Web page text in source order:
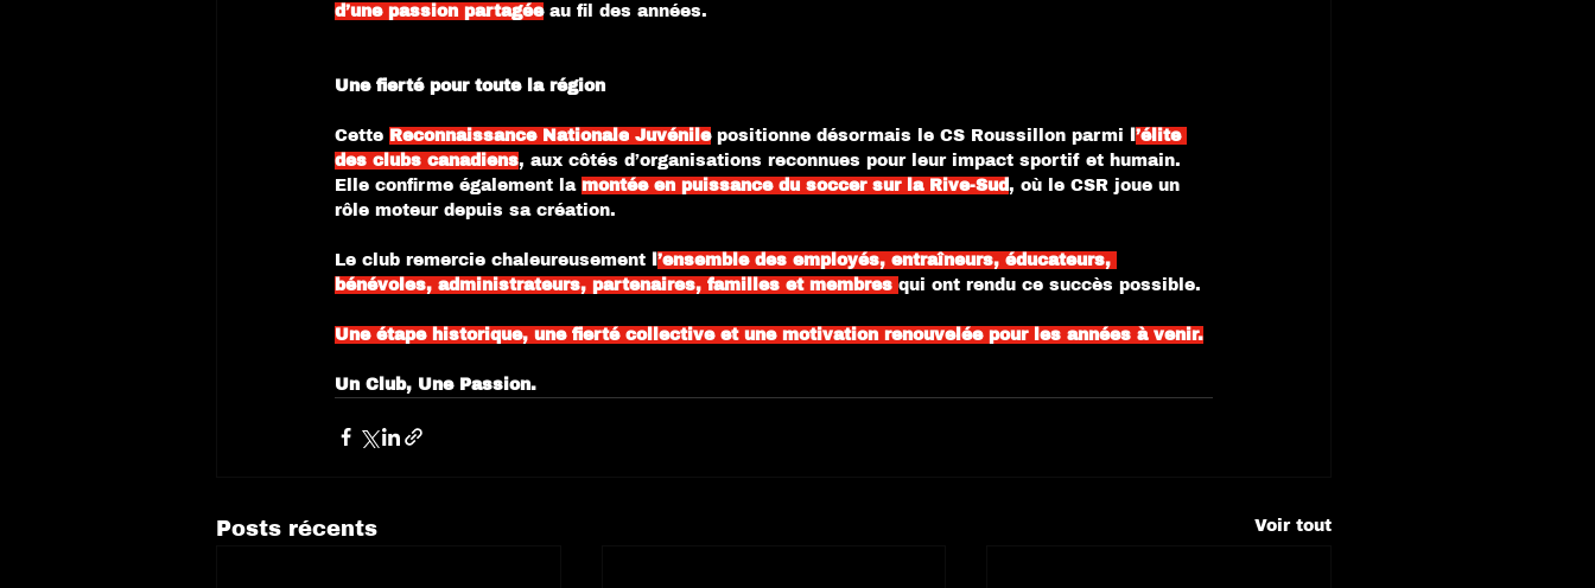
d’une passion partagée au fil des années.
Une fierté pour toute la région
Cette Reconnaissance Nationale Juvénile positionne désormais le CS Roussillon parmi
’élite
des clubs canadiens, aux côtés d’organisations reconnues pour leur impact sportif et humain.
Elle confirme également la montée en puissance du soccer sur la Rive-Sud , où le CSR joue un
rôle moteur depuis sa création.
Le club remercie chaleureusement
’ensemble des employés, entraîneurs, éducateurs,
bénévoles, administrateurs, partenaires, familles et membres qui ont rendu ce succès possible.
Une étape historique, une fierté collective et une motivation renouvelée pour les années à venir.
Un Club, Une Passion.
Posts récents Voir tout